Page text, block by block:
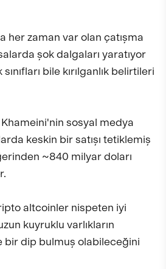
her zaman var olan çatışma
şok dalgaları yaratıyor
bile kırılganlık belirtileri
sosyal medya
keskin bir satışı tetiklemiş
~840 milyar doları
altcoinler nispeten iyi
kuyruklu varlıkların
bir dip bulmuş olabileceğini